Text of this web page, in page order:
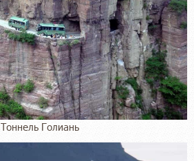
Тоннель Голиань